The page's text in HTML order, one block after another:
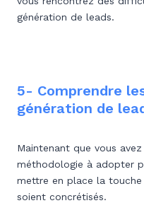
génération de leads.
5- Comprendre
génération de
Maintenant que vous
méthodologie à adopter
mettre en place la
soient concrétisés.